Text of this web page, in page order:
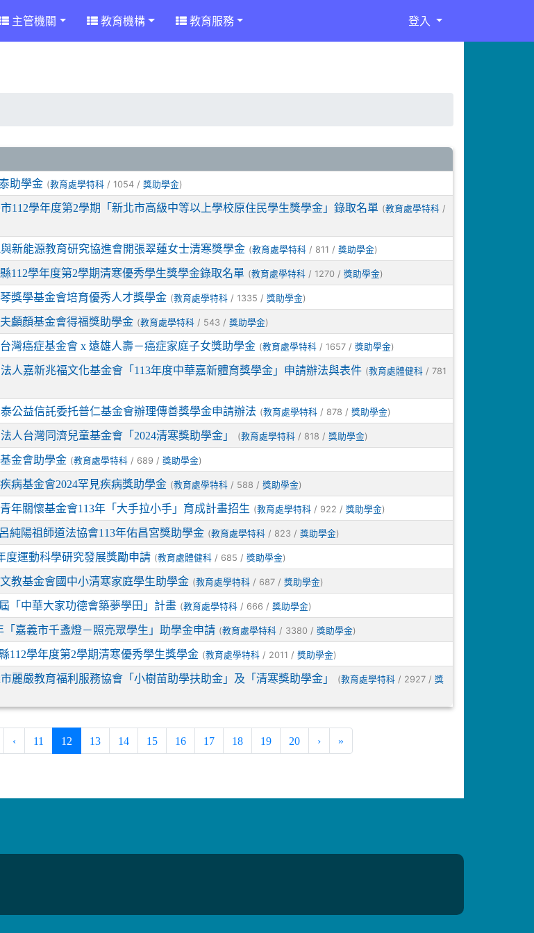
主管機關 教育機構 教育服務 登入
助學金 (教育處學特科 / 1054 / 獎助學金)
112學年度第2學期「新北市高級中等以上學校原住民學生獎學金」錄取名單 (教育處學特科 /
新能源教育研究協進會開張翠蓮女士清寒獎學金 (教育處學特科 / 811 / 獎助學金)
112學年度第2學期清寒優秀學生獎學金錄取名單 (教育處學特科 / 1270 / 獎助學金)
獎學基金會培育優秀人才獎學金 (教育處學特科 / 1335 / 獎助學金)
顱顏基金會得福獎助學金 (教育處學特科 / 543 / 獎助學金)
台灣癌症基金會 x 遠雄人壽－癌症家庭子女獎助學金 (教育處學特科 / 1657 / 獎助學金)
人嘉新兆福文化基金會「113年度中華嘉新體育獎學金」申請辦法與表件 (教育處體健科 / 781
泰公益信託委托普仁基金會辦理傳善獎學金申請辦法 (教育處學特科 / 878 / 獎助學金)
人台灣同濟兒童基金會「2024清寒獎助學金」 (教育處學特科 / 818 / 獎助學金)
金會助學金 (教育處學特科 / 689 / 獎助學金)
病基金會2024罕見疾病獎助學金 (教育處學特科 / 588 / 獎助學金)
年關懷基金會113年「大手拉小手」育成計畫招生 (教育處學特科 / 922 / 獎助學金)
純陽祖師道法協會113年佑昌宮獎助學金 (教育處學特科 / 823 / 獎助學金)
度運動科學研究發展獎勵申請 (教育處體健科 / 685 / 獎助學金)
教基金會國中小清寒家庭學生助學金 (教育處學特科 / 687 / 獎助學金)
「中華大家功德會築夢學田」計畫 (教育處學特科 / 666 / 獎助學金)
「嘉義市千盞燈－照亮眾學生」助學金申請 (教育處學特科 / 3380 / 獎助學金)
112學年度第2學期清寒優秀學生獎學金 (教育處學特科 / 2011 / 獎助學金)
麗嚴教育福利服務協會「小樹苗助學扶助金」及「清寒獎助學金」 (教育處學特科 / 2927 / 獎
‹ 11 12(current)
13 14 15 16 17 18 19 20 › »